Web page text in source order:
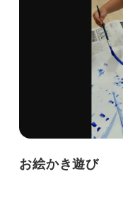
お絵かき遊び